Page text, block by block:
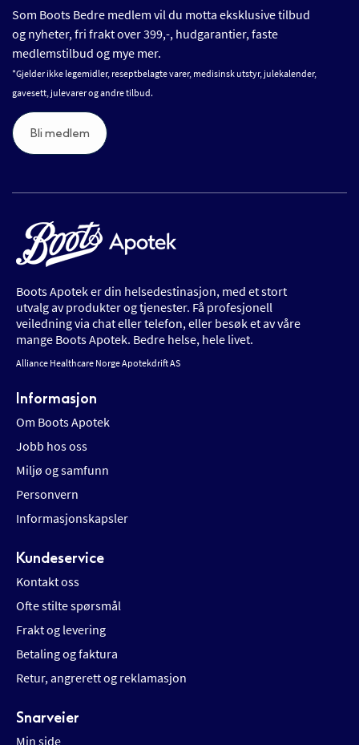
Som Boots Bedre medlem vil du motta eksklusive tilbud
og nyheter, fri frakt over 399,-, hudgarantier, faste
medlemstilbud og mye mer.
*Gjelder ikke legemidler, reseptbelagte varer, medisinsk utstyr, julekalender,
gavesett, julevarer og andre tilbud.
Bli medlem
Boots Apotek er din helsedestinasjon, med et stort
utvalg av produkter og tjenester. Få profesjonell
veiledning via chat eller telefon, eller besøk et av våre
mange Boots Apotek. Bedre helse, hele livet.
Alliance Healthcare Norge Apotekdrift AS
Informasjon
Om Boots Apotek
Jobb hos oss
Miljø og samfunn
Personvern
Informasjonskapsler
Kundeservice
Kontakt oss
Ofte stilte spørsmål
Frakt og levering
Betaling og faktura
Retur, angrerett og reklamasjon
Snarveier
Min side